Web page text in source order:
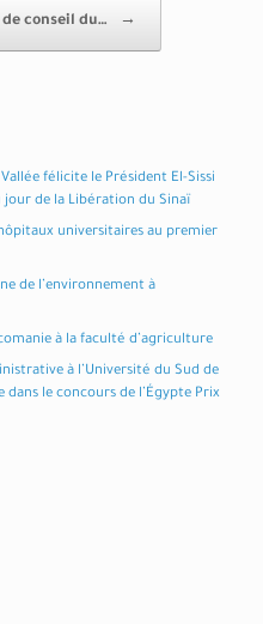
conseil du… →
félicite le Président El-Sissi
jour de la Libération du Sinaï
universitaires au premier
de l’environnement à
à la faculté d’agriculture
à l’Université du Sud de
le concours de l’Égypte Prix